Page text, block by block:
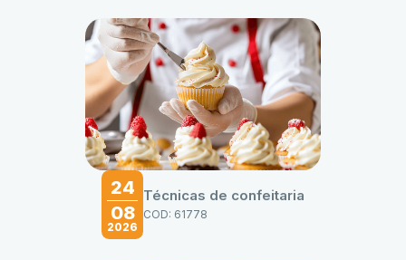
24
08
2026
Técnicas de confeitaria
COD: 61778